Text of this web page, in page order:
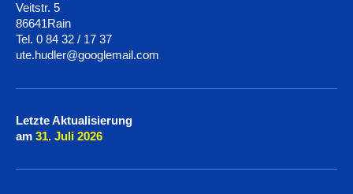
Veitstr. 5
86641Rain
Tel. 0 84 32 / 17 37
ute.hudler@googlemail.com
Letzte Aktualisierung
am 31. Juli 2026